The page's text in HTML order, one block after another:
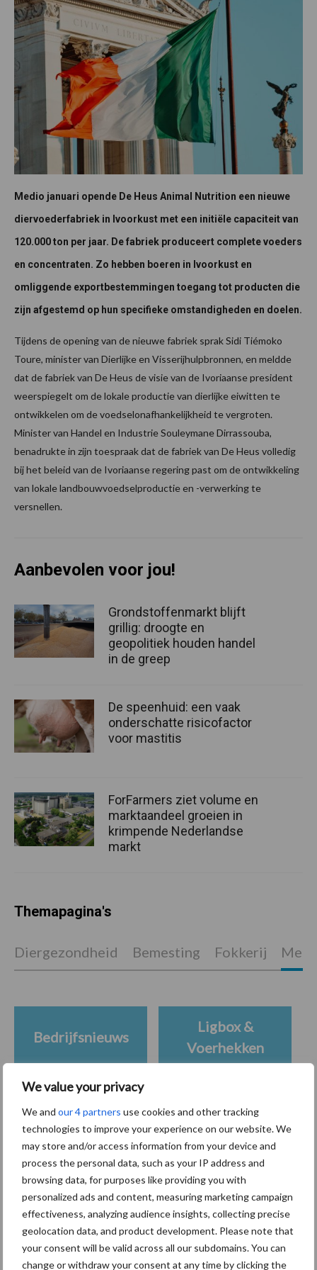
We value your privacy
We and our 4 partners use cookies and other tracking
technologies to improve your experience on our website. We
may store and/or access information from your device and
process the personal data, such as your IP address and
browsing data, for purposes like providing you with
personalized ads and content, measuring marketing campaign
effectiveness, analyzing audience insights, collecting precise
geolocation data, and product development. Please note that
your consent will be valid across all our subdomains. You can
change or withdraw your consent at any time by clicking the
Medio januari opende De Heus Animal Nutrition een nieuwe
diervoederfabriek in Ivoorkust met een initiële capaciteit van
120.000 ton per jaar. De fabriek produceert complete voeders
en concentraten. Zo hebben boeren in Ivoorkust en
omliggende exportbestemmingen toegang tot producten die
zijn afgestemd op hun specifieke omstandigheden en doelen.
Tijdens de opening van de nieuwe fabriek sprak Sidi Tiémoko
Toure, minister van Dierlijke en Visserijhulpbronnen, en meldde
dat de fabriek van De Heus de visie van de Ivoriaanse president
weerspiegelt om de lokale productie van dierlijke eiwitten te
ontwikkelen om de voedselonafhankelijkheid te vergroten.
Minister van Handel en Industrie Souleymane Dirrassouba,
benadrukte in zijn toespraak dat de fabriek van De Heus volledig
bij het beleid van de Ivoriaanse regering past om de ontwikkeling
van lokale landbouwvoedselproductie en -verwerking te
versnellen.
Primaire
Sidebar
Recent nieuws Partner nieuws
7 aug
Grondstoffenmarkt blijft grillig:
droogte en geopolitiek houden
Aanbevolen voor jou!
Grondstoffenmarkt blijft
grillig: droogte en
geopolitiek houden handel
in de greep
De speenhuid: een vaak
onderschatte risicofactor
voor mastitis
ForFarmers ziet volume en
marktaandeel groeien in
krimpende Nederlandse
markt
Themapagina's
Diergezondheid Bemesting Fokkerij
Bedrijfsnieuws
Ligbox &
Voerhekken
Toon meer